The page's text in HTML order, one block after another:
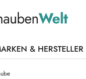
& HERSTELLER